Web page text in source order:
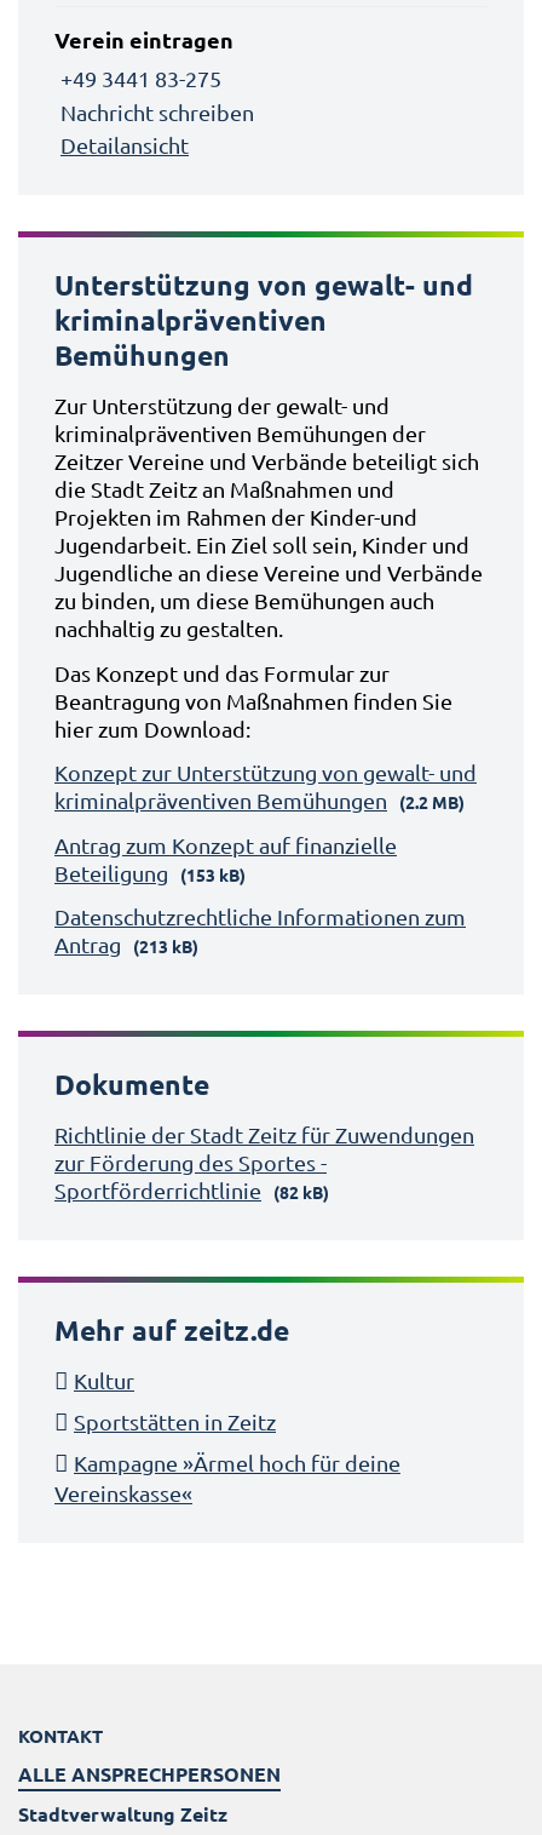
Verein eintragen
+49 3441 83-275
Nachricht schreiben
Detailansicht
Unterstützung von gewalt- und
kriminalpräventiven
Bemühungen
Zur Unterstützung der gewalt- und
kriminalpräventiven Bemühungen der
Zeitzer Vereine und Verbände beteiligt sich
die Stadt Zeitz an Maßnahmen und
Projekten im Rahmen der Kinder-und
Jugendarbeit. Ein Ziel soll sein, Kinder und
Jugendliche an diese Vereine und Verbände
zu binden, um diese Bemühungen auch
nachhaltig zu gestalten.
Das Konzept und das Formular zur
Beantragung von Maßnahmen finden Sie
hier zum Download:
Konzept zur Unterstützung von gewalt- und
kriminalpräventiven Bemühungen
(2.2 MB)
Antrag zum Konzept auf finanzielle
Beteiligung
(153 kB)
Datenschutzrechtliche Informationen zum
Antrag
(213 kB)
Dokumente
Richtlinie der Stadt Zeitz für Zuwendungen
zur Förderung des Sportes -
Sportförderrichtlinie
(82 kB)
Mehr auf zeitz.de
Kultur
Sportstätten in Zeitz
Kampagne »Ärmel hoch für deine
Vereinskasse«
KONTAKT
ALLE ANSPRECHPERSONEN
Stadtverwaltung Zeitz